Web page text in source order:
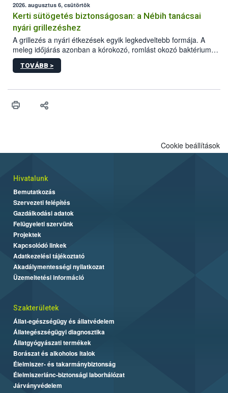
érésű szőlőkben is legyen lehetőség a károsító elleni további
védekezésre. Az Oroganic készítmény kis kiszerelésben kiskerti
felhasználók számára is elérhető és ökológiai termesztésben is
engedélyezett.
2026. augusztus 6, csütörtök
Kerti sütögetés biztonságosan: a Nébih tanácsai
nyári grillezéshez
A grillezés a nyári étkezések egyik legkedveltebb formája. A
meleg időjárás azonban a kórokozó, romlást okozó baktériumok
gyorsabb szaporodásának is kedvez. A szabadtéri sütögetés
ezért nem csupán a megfelelő sütési technikáról szól: legalább
higiéniai szabályok betartása, a megfelelő hőkezelés, valamint a
biztonsági Hivatal (Nébih) Oktatási Programja összegyűjtötte a
TOVÁBB >
Cookie beállítások
Hivatalunk
Bemutatkozás
Szervezeti felépítés
Gazdálkodási adatok
Felügyeleti szervünk
Projektek
Kapcsolódó linkek
Adatkezelési tájékoztató
Akadálymentességi nyilatkozat
Üzemeltetési információ
Szakterületek
Állat-egészségügy és állatvédelem
Állategészségügyi diagnosztika
Állatgyógyászati termékek
Borászat és alkoholos italok
Élelmiszer- és takarmánybiztonság
Élelmiszerlánc-biztonsági laborhálózat
Járványvédelem